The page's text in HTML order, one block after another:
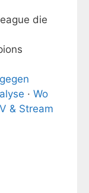
die
· Wo
& Stream